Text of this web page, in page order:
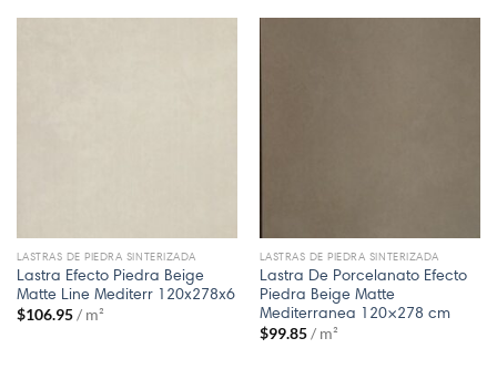
LASTRAS DE PIEDRA SINTERIZADA
Lastra Efecto Piedra Beige
Matte Line Mediterr 120x278x6
$106.95 / m²
LASTRAS DE PIEDRA SINTERIZADA
Lastra De Porcelanato Efecto
Piedra Beige Matte
Mediterranea 120×278 cm
$99.85 / m²